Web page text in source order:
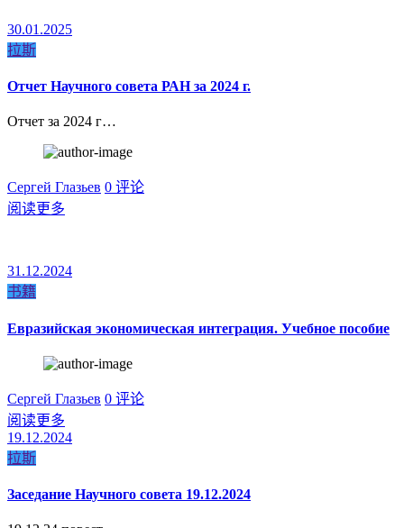
30.01.2025
拉斯
Отчет Научного совета РАН за 2024 г.
Отчет за 2024 г…
Сергей Глазьев 0 评论
阅读更多
31.12.2024
书籍
Евразийская экономическая интеграция. Учебное пособие
Сергей Глазьев 0 评论
阅读更多
19.12.2024
拉斯
Заседание Научного совета 19.12.2024